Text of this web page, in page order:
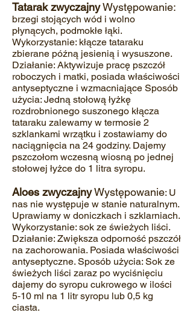
Tatarak zwyczajnyWystępowanie:
brzegi stojących wód i wolno
płynących, podmokłe łąki.
Wykorzystanie: kłącze tataraku
zbierane późną jesienią i wysuszone.
Działanie: Aktywizuje pracę pszczół
roboczych i matki, posiada właściwości
antyseptyczne i wzmacniające Sposób
użycia: Jedną stołową łyżkę
rozdrobnionego suszonego kłącza
tataraku zalewamy w termosie 2
szklankami wrzątku i zostawiamy do
naciągnięcia na 24 godziny. Dajemy
pszczołom wczesną wiosną po jednej
stołowej łyżce do 1 litra syropu.
Aloes zwyczajnyWystępowanie: U
nas nie występuje w stanie naturalnym.
Uprawiamy w doniczkach i szklarniach.
Wykorzystanie: sok ze świeżych liści.
Działanie: Zwiększa odporność pszczół
na zachorowania. Posiada właściwości
antyseptyczne. Sposób użycia: Sok ze
świeżych liści zaraz po wyciśnięciu
dajemy do syropu cukrowego w ilości
5‐10 ml na 1 litr syropu lub 0,5 kg
ciasta.